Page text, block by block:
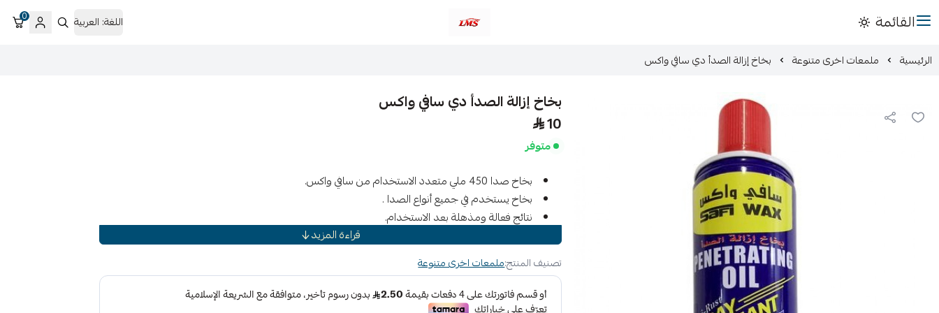
القائمة متجر لمسات الشرقية لزينة سيارات LMS اللغة: العربية 0
الرئيسية ملمعات اخرى متنوعة بخاخ إزالة الصدأ دي سافي واكس
بخاخ إزالة الصدأ دي سافي واكس
10
متوفر
بخاخ صدا 450 ملي متعدد الاستخدام من سافي و اكس.
بخاخ يستخدم في جميع أنواع الصدا .
نتائج فعالة ومذهلة بعد الاستخدام.
1. قوة إزالة الصدأ: قل وداعًا للصدأ العنيد مع رذاذ مزيل الصدأ القوي سافي واكس فهو يعالج بسهولة الصدأ
العالق بالحديد، ويحمي الأسطح المعدنية من الرطوبة والعناصر المسببة للتآكل الأخرى. 2. الحماية القصوى
للأسطح المعدنية: قم بحماية أسطحك المعدنية الثمينة من التأثيرات الضارة للرطوبة والتآكل باستخدام
قراءة المزيد
تصنيف المنتج:ملمعات اخرى متنوعة